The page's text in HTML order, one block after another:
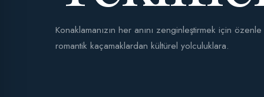
Konaklamanızın her anını zenginleştirmek için
romantik kaçamaklardan kültürel yolculuklara.